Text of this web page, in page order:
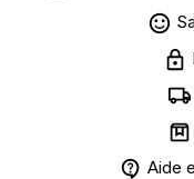
Aide